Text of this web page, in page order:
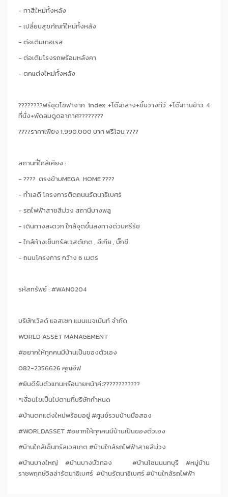
- ทาสีใหม่ทั้งหลัง
- เปลี่ยนสุขภัณท์ใหม่ทั้งหลัง
- ต่อเติมเทอเรส
- ต่อเติมโรงรถพร้อมหลังคา
- ตกแต่งใหม่ทั้งหลัง
????????ฟรีชุดโซฟาจาก index +โต๊ะกลาง+ชั้นวางทีวี +โต๊ะทานข้าว 4
ที่นั่ง+พัดลมดูดอากาศ????????
????ราคาเพียง 1,990,000 บาท ฟรีโอน ????
สถานที่ใกล้เคียง :
- ???? ตรงข้ามMEGA HOME ????
- ทำเลดี โครงการติดถนนรัตนาธิเบศร์
- รถไฟฟ้าสายสีม่วง สถานีบางพลู
- เดินทางสะดวก ใกล้จุดขึ้นลงทางด่วนศรีรัช
- ใกล้ห้างเซ็นทรัลเวสต์เกต , อีเกีย , บิ๊กซี
- ถนนโครงการ กว้าง 6 เมตร
รหัสทรัพย์ : #WAN0204
บริษัทเวิลด์ แอสเซท แมนเนจเม้นท์ จำกัด
WORLD ASSET MANAGEMENT
#อยากให้ทุกคนมีบ้านเป็นของตัวเอง
082-2356626 คุณอีฟ
#ยินดีรับตัวแทนหรือนายหน้าค่ะ????????‍????
*เงื่อนไขเป็นไปตามที่บริษัทกำหนด
#บ้านตกแต่งใหม่พร้อมอยู่ #ศูนย์รวมบ้านมือสอง
#WORLDASSET #อยากให้ทุกคนมีบ้านเป็นของตัวเอง
#บ้านใกล้เซ็นทรัลเวสเกต #บ้านใกล้รถไฟฟ้าสายสีม่วง
#บ้านบางใหญ่ #บ้านบางบัวทอง #บ้านโซนนนทบุรี #หมู่บ้าน
ราชพฤกษ์วิลล่ารัตนาธิเบศร์ #บ้านรัตนาธิเบศร์ #บ้านใกล้รถไฟฟ้า